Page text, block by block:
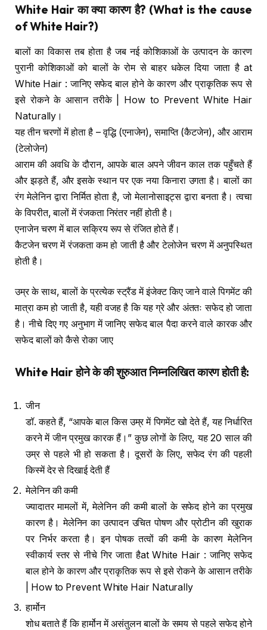
White Hairका क्या कारण है? (What is the cause
of White Hair?)
बालों का विकास तब होता है जब नई कोशिकाओं के उत्पादन के कारण
पुरानी कोशिकाओं को बालों के रोम से बाहर धकेल दिया जाता है at
White Hair : जानिए सफेद बाल होने के कारण और प्राकृतिक रूप से
इसे रोकने के आसान तरीके | How to Prevent White Hair
Naturally।
यह तीन चरणों में होता है – वृद्धि (एनाजेन), समाप्ति (कैटजेन), और आराम
(टेलोजेन)
आराम की अवधि के दौरान, आपके बाल अपने जीवन काल तक पहुँचते हैं
और झड़ते हैं, और इसके स्थान पर एक नया किनारा उगता है। बालों का
रंग मेलेनिन द्वारा निर्मित होता है, जो मेलानोसाइट्स द्वारा बनता है। त्वचा
के विपरीत, बालों में रंजकता निरंतर नहीं होती है।
एनाजेन चरण में बाल सक्रिय रूप से रंजित होते हैं।
कैटजेन चरण में रंजकता कम हो जाती है और टेलोजेन चरण में अनुपस्थित
होती है।
उम्र के साथ, बालों के प्रत्येक स्ट्रैंड में इंजेक्ट किए जाने वाले पिगमेंट की
मात्रा कम हो जाती है, यही वजह है कि यह ग्रे और अंततः सफेद हो जाता
है। नीचे दिए गए अनुभाग में जानिए सफेद बाल पैदा करने वाले कारक और
सफेद बालों को कैसे रोका जाए
White Hairहोने के की शुरुआत निम्नलिखित कारण होती है:
जीन
डॉ. कहते हैं, “आपके बाल किस उम्र में पिगमेंट खो देते हैं, यह निर्धारित
करने में जीन प्रमुख कारक हैं।” कुछ लोगों के लिए, यह 20 साल की
उम्र से पहले भी हो सकता है। दूसरों के लिए, सफेद रंग की पहली
किस्में देर से दिखाई देती हैं
मेलेनिन की कमी
ज्यादातर मामलों में, मेलेनिन की कमी बालों के सफेद होने का प्रमुख
कारण है। मेलेनिन का उत्पादन उचित पोषण और प्रोटीन की खुराक
पर निर्भर करता है। इन पोषक तत्वों की कमी के कारण मेलेनिन
स्वीकार्य स्तर से नीचे गिर जाता हैat White Hair : जानिए सफेद
बाल होने के कारण और प्राकृतिक रूप से इसे रोकने के आसान तरीके
| How to Prevent White Hair Naturally
हार्मोन
शोध बताते हैं कि हार्मोन में असंतुलन बालों के समय से पहले सफेद होने